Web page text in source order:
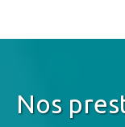
Nos